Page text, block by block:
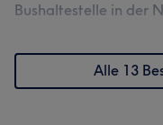
Bushaltestelle in der
Alle 13